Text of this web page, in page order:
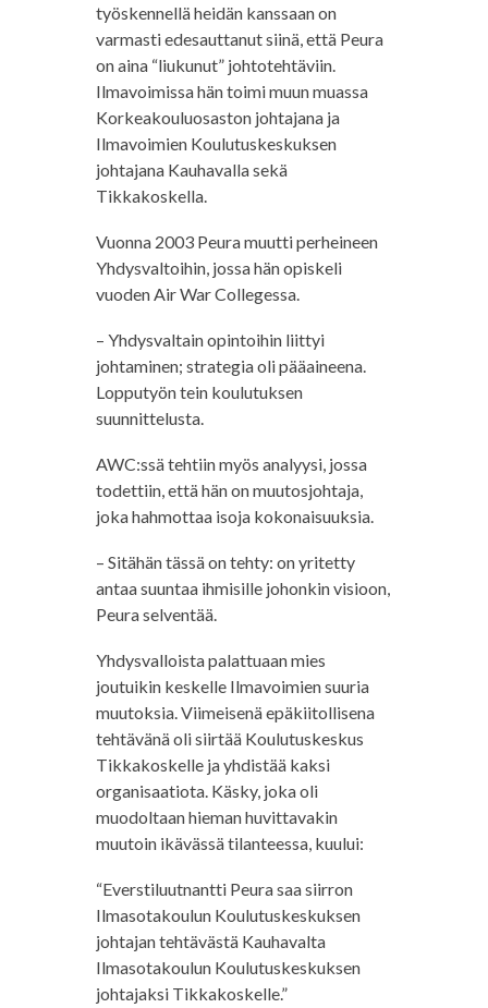
työskennellä heidän kanssaan on
varmasti edesauttanut siinä, että Peura
on aina “liukunut” johtotehtäviin.
Ilmavoimissa hän toimi muun muassa
Korkeakouluosaston johtajana ja
Ilmavoimien Koulutuskeskuksen
johtajana Kauhavalla sekä
Tikkakoskella.
Vuonna 2003 Peura muutti perheineen
Yhdysvaltoihin, jossa hän opiskeli
vuoden Air War Collegessa.
– Yhdysvaltain opintoihin liittyi
johtaminen; strategia oli pääaineena.
Lopputyön tein koulutuksen
suunnittelusta.
AWC:ssä tehtiin myös analyysi, jossa
todettiin, että hän on muutosjohtaja,
joka hahmottaa isoja kokonaisuuksia.
– Sitähän tässä on tehty: on yritetty
antaa suuntaa ihmisille johonkin visioon,
Peura selventää.
Yhdysvalloista palattuaan mies
joutuikin keskelle Ilmavoimien suuria
muutoksia. Viimeisenä epäkiitollisena
tehtävänä oli siirtää Koulutuskeskus
Tikkakoskelle ja yhdistää kaksi
organisaatiota. Käsky, joka oli
muodoltaan hieman huvittavakin
muutoin ikävässä tilanteessa, kuului:
“Everstiluutnantti Peura saa siirron
Ilmasotakoulun Koulutuskeskuksen
johtajan tehtävästä Kauhavalta
Ilmasotakoulun Koulutuskeskuksen
johtajaksi Tikkakoskelle.”